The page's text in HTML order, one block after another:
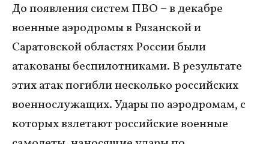
До появления систем ПВО – в декабре
военные аэродромы в Рязанской и
Саратовской областях России были
атакованы беспилотниками. В результате
этих атак погибли несколько российских
военнослужащих. Удары по аэродромам, с
которых взлетают российские военные